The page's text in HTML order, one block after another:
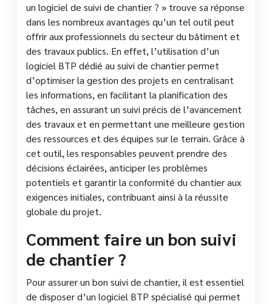
un logiciel de suivi de chantier ? » trouve sa réponse
dans les nombreux avantages qu’un tel outil peut
offrir aux professionnels du secteur du bâtiment et
des travaux publics. En effet, l’utilisation d’un
logiciel BTP dédié au suivi de chantier permet
d’optimiser la gestion des projets en centralisant
les informations, en facilitant la planification des
tâches, en assurant un suivi précis de l’avancement
des travaux et en permettant une meilleure gestion
des ressources et des équipes sur le terrain. Grâce à
cet outil, les responsables peuvent prendre des
décisions éclairées, anticiper les problèmes
potentiels et garantir la conformité du chantier aux
exigences initiales, contribuant ainsi à la réussite
globale du projet.
Comment faire un bon suivi
de chantier ?
Pour assurer un bon suivi de chantier, il est essentiel
de disposer d’un logiciel BTP spécialisé qui permet